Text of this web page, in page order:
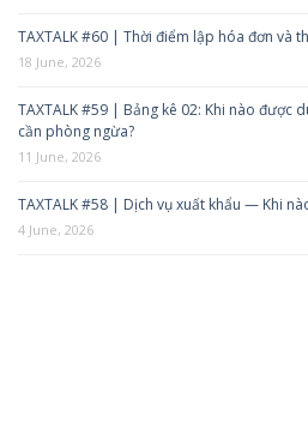
TAXTALK #60 | Thời điểm lập hóa đơn và
18 June, 2026
TAXTALK #59 | Bảng kê 02: Khi nào được
cần phòng ngừa?
11 June, 2026
TAXTALK #58 | Dịch vụ xuất khẩu — Khi
4 June, 2026